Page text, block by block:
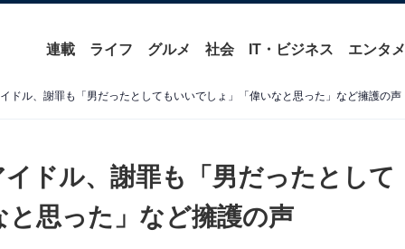
連載 ライフ グルメ 社会 IT・ビジネス エンタメ
ドル、謝罪も「男だったとしてもいいでしょ」「偉いなと思った」など擁護の声
イドル、謝罪も「男だったとして
思った」など擁護の声